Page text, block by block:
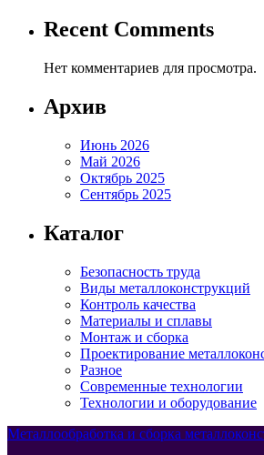
Recent Comments
Нет комментариев для просмотра.
Архив
Июнь 2026
Май 2026
Октябрь 2025
Сентябрь 2025
Каталог
Безопасность труда
Виды металлоконструкций
Контроль качества
Материалы и сплавы
Монтаж и сборка
Проектирование
Разное
Современные технологии
Технологии и оборудование
Металлообработка и сборка